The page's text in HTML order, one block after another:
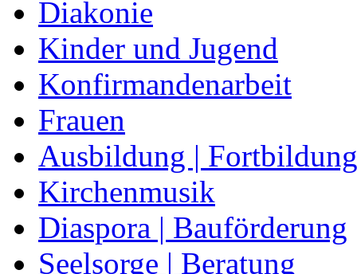
Diakonie
Kinder und Jugend
Konfirmandenarbeit
Frauen
Ausbildung | Fortbildung
Kirchenmusik
Diaspora | Bauförderung
Seelsorge | Beratung